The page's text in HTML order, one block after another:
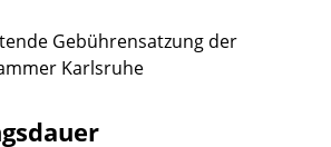
Gebührensatzung der
Karlsruhe